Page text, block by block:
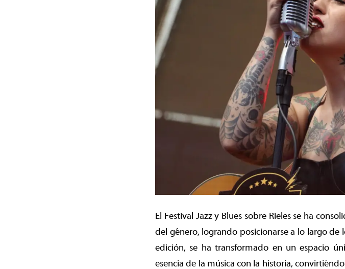
El Festival Jazz y Blues sobre Rieles se ha
del género, logrando posicionarse a lo largo de
edición, se ha transformado en un espacio
esencia de la música con la historia,